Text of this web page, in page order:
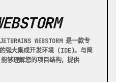
WEBSTORM 是一款专
强大集成开发环境 (IDE)。与简
能够理解您的项目结构，提供